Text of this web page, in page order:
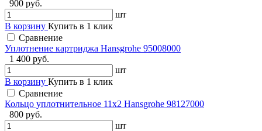
900 руб.
шт
В корзину Купить в 1 клик
Сравнение
Уплотнение картриджа Hansgrohe 95008000
1 400 руб.
шт
В корзину Купить в 1 клик
Сравнение
Кольцо уплотнительное 11x2 Hansgrohe 98127000
800 руб.
шт